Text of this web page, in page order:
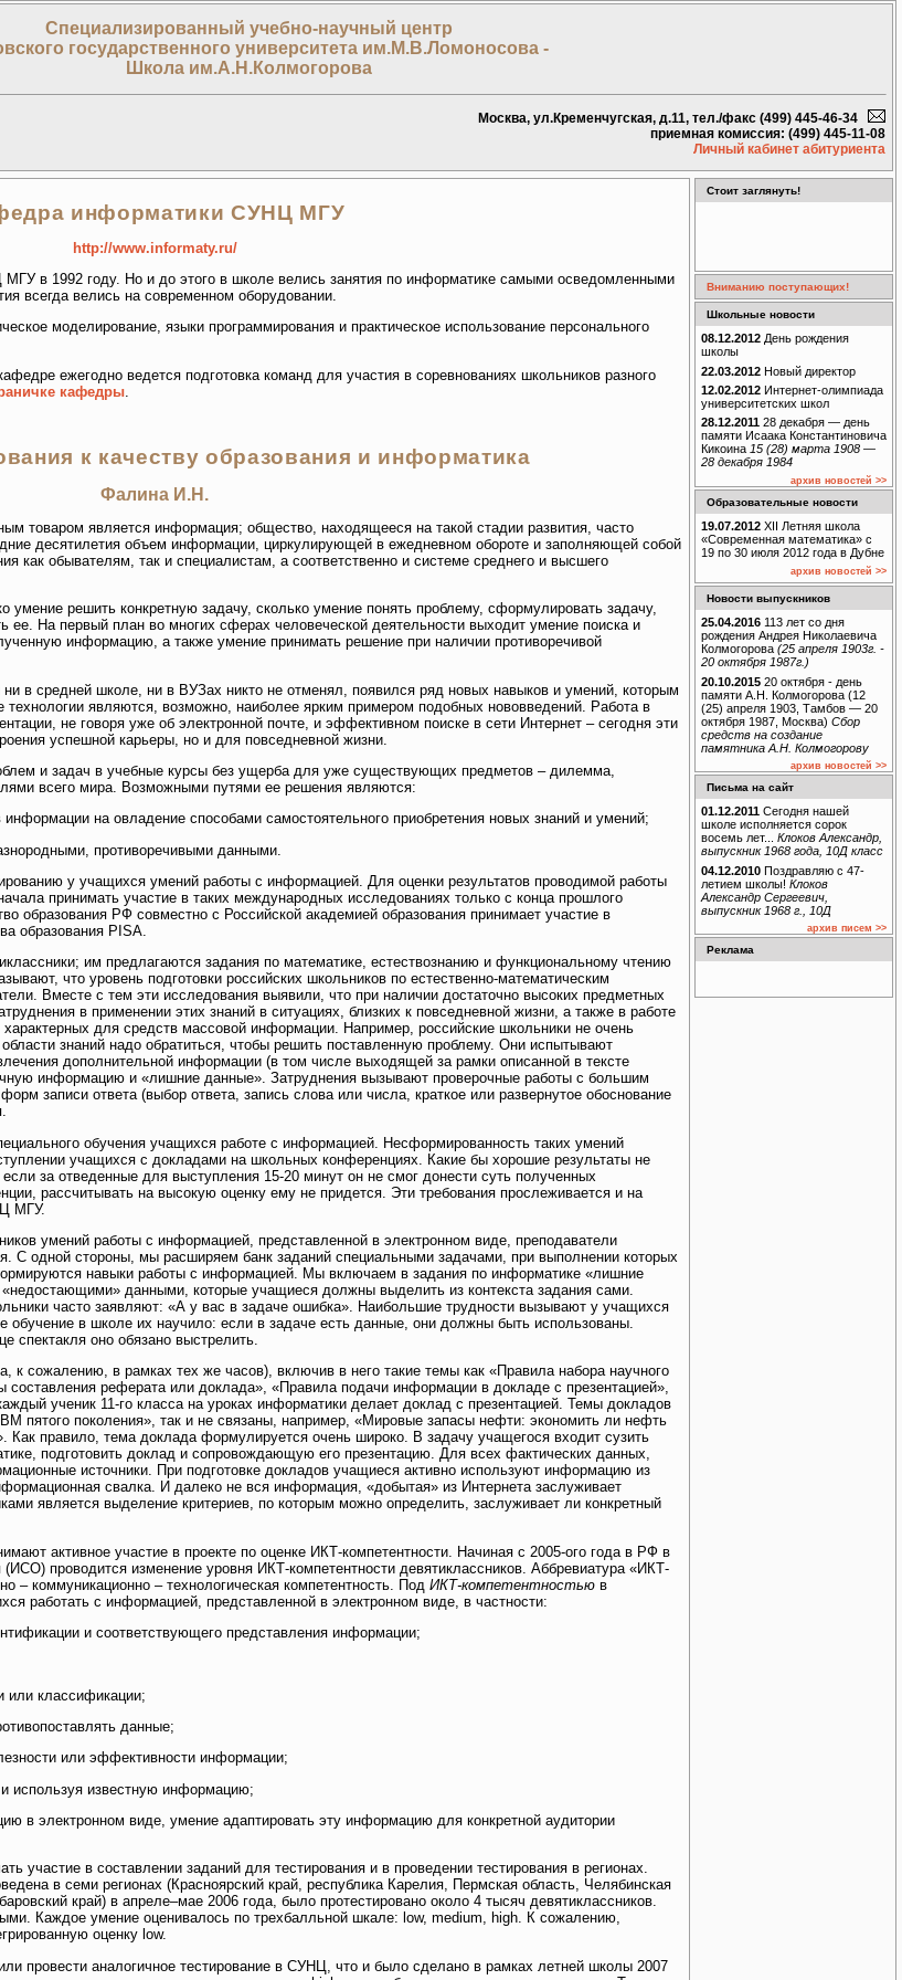
Специализированный учебно-научный центр
государственного университета им.М.В.Ломоносова -
Школа им.А.Н.Колмогорова
Москва, ул.Кременчугская, д.11, тел./факс (499) 445-46-34
приемная комиссия: (499) 445-11-08
Личный кабинет абитуриента
информатики СУНЦ МГУ
http://www.informaty.ru/
в 1992 году. Но и до этого в школе велись занятия по информатике самыми осведомленными
всегда велись на современном оборудовании.
моделирование, языки программирования и практическое использование персонального
ежегодно ведется подготовка команд для участия в соревнованиях школьников разного
кафедры
к качеству образования и информатика
Фалина И.Н.
товаром является информация; общество, находящееся на такой стадии развития, часто
десятилетия объем информации, циркулирующей в ежедневном обороте и заполняющей собой
как обывателям, так и специалистам, а соответственно и системе среднего и высшего
умение решить конкретную задачу, сколько умение понять проблему, сформулировать задачу,
ее. На первый план во многих сферах человеческой деятельности выходит умение поиска и
информацию, а также умение принимать решение при наличии противоречивой
в средней школе, ни в ВУЗах никто не отменял, появился ряд новых навыков и умений, которым
являются, возможно, наиболее ярким примером подобных нововведений. Работа в
не говоря уже об электронной почте, и эффективном поиске в сети Интернет – сегодня эти
успешной карьеры, но и для повседневной жизни.
и задач в учебные курсы без ущерба для уже существующих предметов – дилемма,
всего мира. Возможными путями ее решения являются:
на овладение способами самостоятельного приобретения новых знаний и умений;
противоречивыми данными.
у учащихся умений работы с информацией. Для оценки результатов проводимой работы
принимать участие в таких международных исследованиях только с конца прошлого
образования РФ совместно с Российской академией образования принимает участие в
образования PISA.
им предлагаются задания по математике, естествознанию и функциональному чтению
что уровень подготовки российских школьников по естественно-математическим
Вместе с тем эти исследования выявили, что при наличии достаточно высоких предметных
в применении этих знаний в ситуациях, близких к повседневной жизни, а также в работе
для средств массовой информации. Например, российские школьники не очень
знаний надо обратиться, чтобы решить поставленную проблему. Они испытывают
дополнительной информации (в том числе выходящей за рамки описанной в тексте
информацию и «лишние данные». Затруднения вызывают проверочные работы с большим
записи ответа (выбор ответа, запись слова или числа, краткое или развернутое обоснование
обучения учащихся работе с информацией. Несформированность таких умений
учащихся с докладами на школьных конференциях. Какие бы хорошие результаты не
за отведенные для выступления 15-20 минут он не смог донести суть полученных
рассчитывать на высокую оценку ему не придется. Эти требования прослеживается и на
МГУ.
умений работы с информацией, представленной в электронном виде, преподаватели
одной стороны, мы расширяем банк заданий специальными задачами, при выполнении которых
навыки работы с информацией. Мы включаем в задания по информатике «лишние
данными, которые учащиеся должны выделить из контекста задания сами.
часто заявляют: «А у вас в задаче ошибка». Наибольшие трудности вызывают у учащихся
в школе их научило: если в задаче есть данные, они должны быть использованы.
спектакля оно обязано выстрелить.
сожалению, в рамках тех же часов), включив в него такие темы как «Правила набора научного
составления реферата или доклада», «Правила подачи информации в докладе с презентацией»,
ученик 11-го класса на уроках информатики делает доклад с презентацией. Темы докладов
пятого поколения», так и не связаны, например, «Мировые запасы нефти: экономить ли нефть
правило, тема доклада формулируется очень широко. В задачу учащегося входит сузить
подготовить доклад и сопровождающую его презентацию. Для всех фактических данных,
источники. При подготовке докладов учащиеся активно используют информацию из
свалка. И далеко не вся информация, «добытая» из Интернета заслуживает
является выделение критериев, по которым можно определить, заслуживает ли конкретный
активное участие в проекте по оценке ИКТ-компетентности. Начиная с 2005-ого года в РФ в
проводится изменение уровня ИКТ-компетентности девятиклассников. Аббревиатура «ИКТ-
– коммуникационно – технологическая компетентность. Под ИКТ-компетентностью в
работать с информацией, представленной в электронном виде, в частности:
и соответствующего представления информации;
или классификации;
данные;
или эффективности информации;
используя известную информацию;
в электронном виде, умение адаптировать эту информацию для конкретной аудитории
участие в составлении заданий для тестирования и в проведении тестирования в регионах.
в семи регионах (Красноярский край, республика Карелия, Пермская область, Челябинская
край) в апреле–мае 2006 года, было протестировано около 4 тысяч девятиклассников.
Каждое умение оценивалось по трехбалльной шкале: low, medium, high. К сожалению,
оценку low.
провести аналогичное тестирование в СУНЦ, что и было сделано в рамках летней школы 2007
Стоит заглянуть!
Вниманию поступающих!
Школьные новости
08.12.2012 День рождения
школы
22.03.2012 Новый директор
12.02.2012 Интернет-олимпиада
университетских школ
28.12.2011 28 декабря — день
памяти Исаака Константиновича
Кикоина 15 (28) марта 1908 —
28 декабря 1984
архив новостей >>
Образовательные новости
19.07.2012 XII Летняя школа
«Современная математика» с
19 по 30 июля 2012 года в Дубне
архив новостей >>
Новости выпускников
25.04.2016 113 лет со дня
рождения Андрея Николаевича
Колмогорова (25 апреля 1903г. -
20 октября 1987г.)
20.10.2015 20 октября - день
памяти А.Н. Колмогорова (12
(25) апреля 1903, Тамбов — 20
октября 1987, Москва) Сбор
средств на создание
памятника А.Н. Колмогорову
архив новостей >>
Письма на сайт
01.12.2011 Сегодня нашей
школе исполняется сорок
восемь лет... Клоков Александр,
выпускник 1968 года, 10Д класс
04.12.2010 Поздравляю с 47-
летием школы! Клоков
Александр Сергеевич,
выпускник 1968 г., 10Д
архив писем >>
Реклама